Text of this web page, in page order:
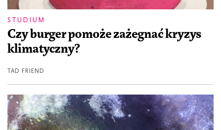
STUDIUM
Czy burger pomoże zażegnać kryzys
klimatyczny?
TAD FRIEND